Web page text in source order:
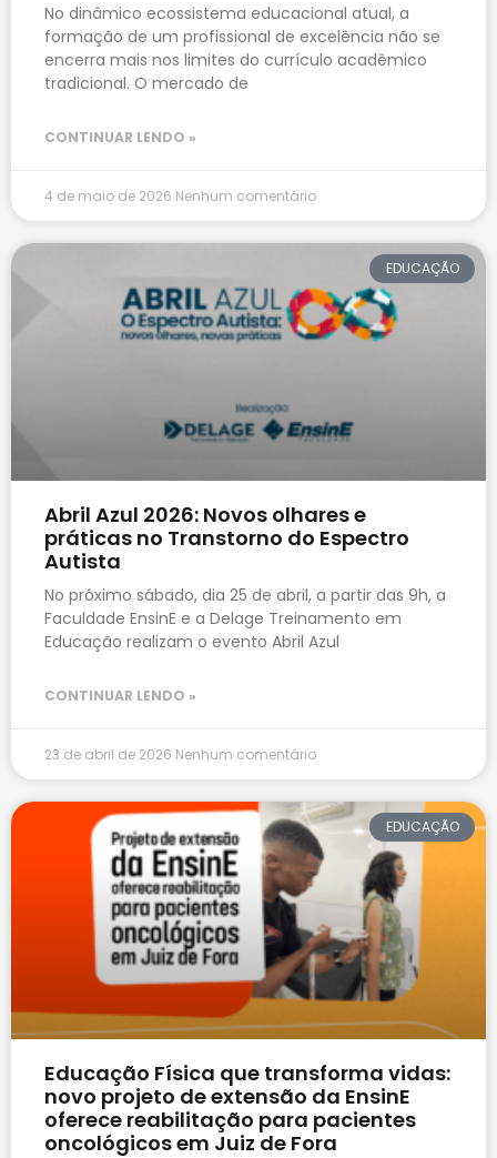
No dinâmico ecossistema educacional atual, a
formação de um profissional de excelência não se
encerra mais nos limites do currículo acadêmico
tradicional. O mercado de
CONTINUAR LENDO »
4 de maio de 2026 Nenhum comentário
EDUCAÇÃO
Abril Azul 2026: Novos olhares e
práticas no Transtorno do Espectro
Autista
No próximo sábado, dia 25 de abril, a partir das 9h, a
Faculdade EnsinE e a Delage Treinamento em
Educação realizam o evento Abril Azul
CONTINUAR LENDO »
23 de abril de 2026 Nenhum comentário
EDUCAÇÃO
Educação Física que transforma vidas:
novo projeto de extensão da EnsinE
oferece reabilitação para pacientes
oncológicos em Juiz de Fora